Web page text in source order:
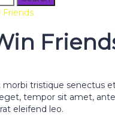
tristique senectus
tempor sit amet,
eleifend leo.